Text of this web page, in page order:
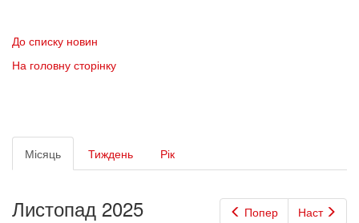
До списку новин
На головну сторінку
Первинні
вкладки
Місяць (активна
вкладка)
Тиждень Рік
Попер Наст
Листопад 2025